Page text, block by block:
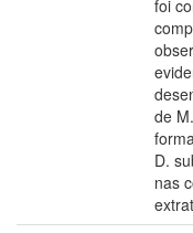
foi
de
D.
nas